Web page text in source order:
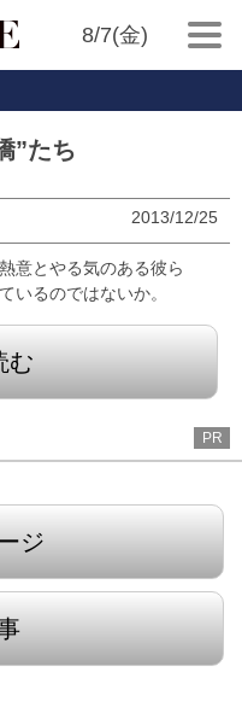
8/7(金)
”たち
2013/12/25
意とやる気のある彼ら
いるのではないか。
む
PR
ジ